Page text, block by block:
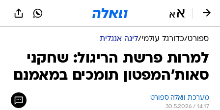
ספורט/כדורגל עולמי/ליגה אנגלית
למרות פרשת הריגול: שחקני
סאות'המפטון תומכים במאמנם
מערכת וואלה ספורט
30.5.2026 / 14:17